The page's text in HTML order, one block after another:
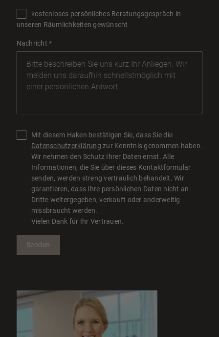
kostenloses persönliches Beratungsgespräch in
unseren Räumlichkeiten gewünscht
Nachricht*
Mit diesem Haken bestätigen Sie, dass Sie die
Datenschutzerklärung zur Kenntnis genommen haben.
Wir nehmen den Schutz Ihrer Daten ernst. Alle
Informationen, die Sie über dieses Kontaktformular
senden, werden streng vertraulich behandelt. Wir
garantieren, dass Ihre persönlichen Daten nicht an
Dritte weitergegeben, verkauft oder anderweitig
missbraucht werden.
Vielen Dank für Ihr Vertrauen.
Senden